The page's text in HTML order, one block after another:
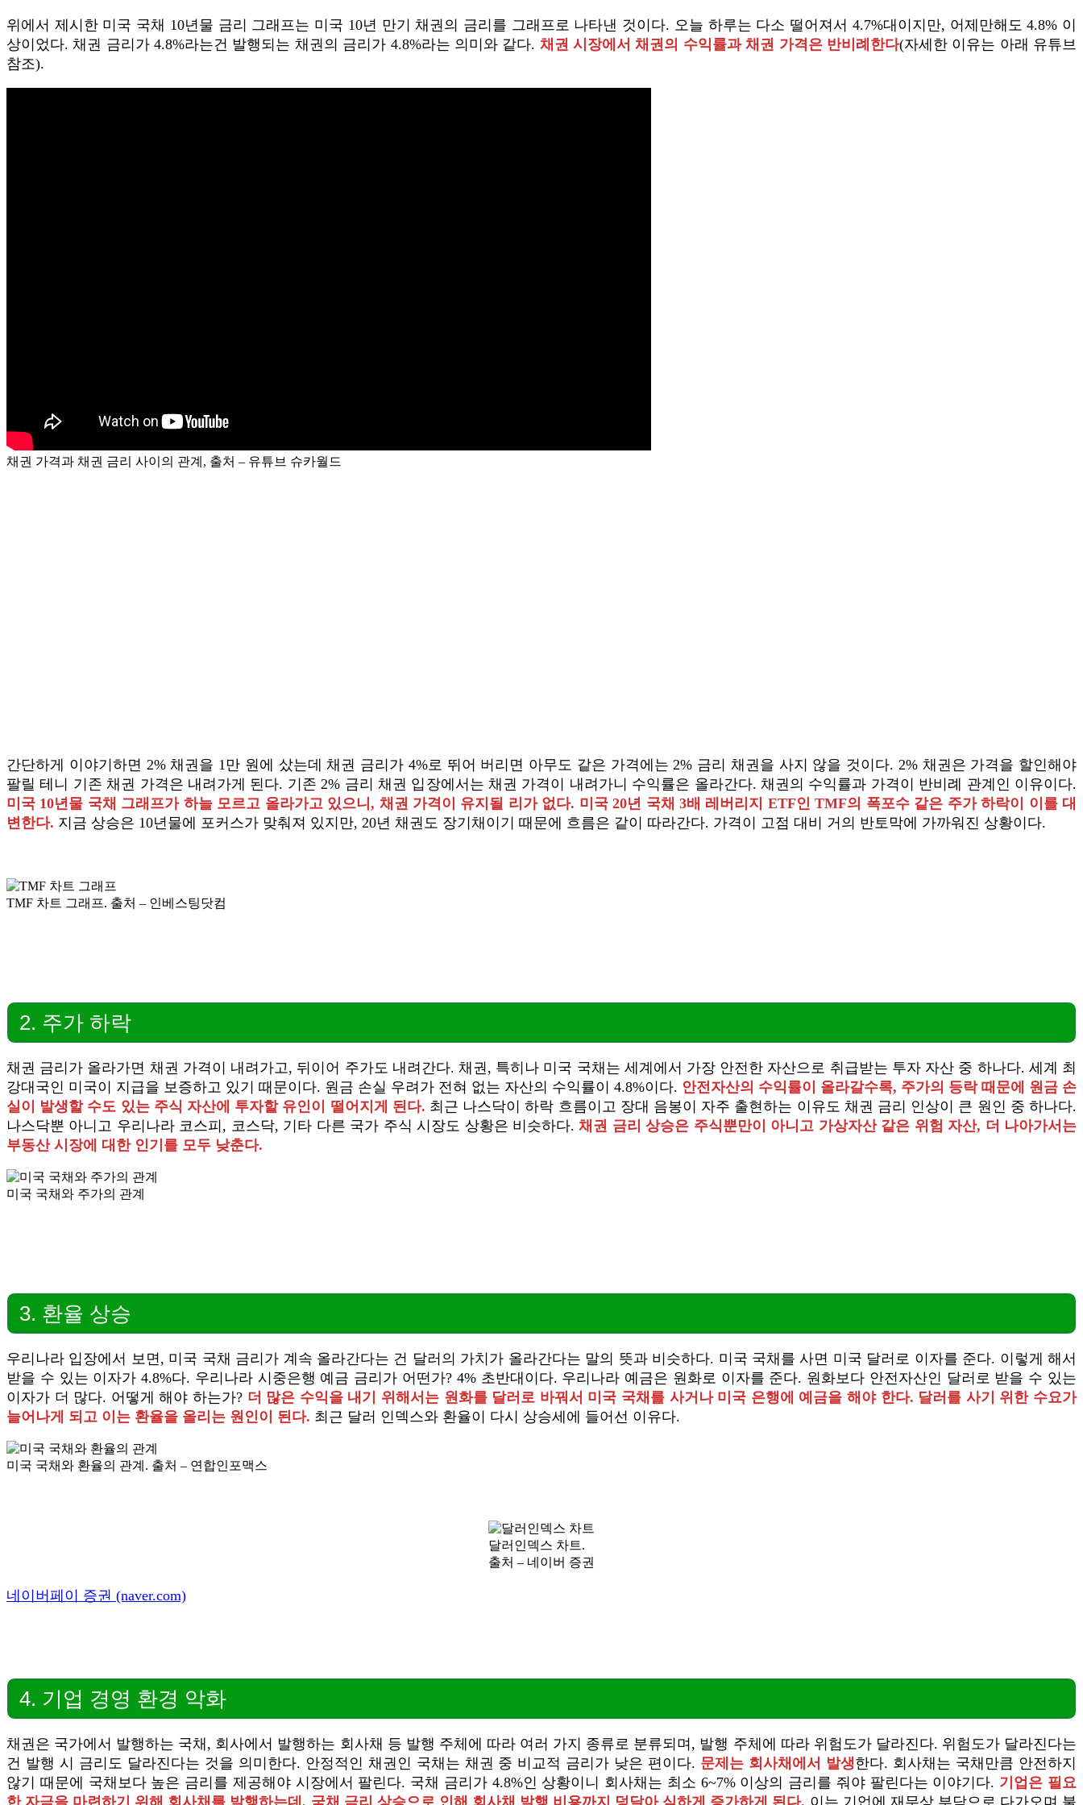
위에서 제시한 미국 국채 10년물 금리 그래프는 미국 10년 만기 채권의 금리를 그래프로 나타낸 것이다. 오늘 하루는 다소 떨어져서 4.7%대이지만, 어제만해도 4.8% 이
상이었다. 채권 금리가 4.8%라는건 발행되는 채권의 금리가 4.8%라는 의미와 같다. 채권 시장에서 채권의 수익률과 채권 가격은 반비례한다(자세한 이유는 아래 유튜브
참조).
채권 가격과 채권 금리 사이의 관계, 출처 – 유튜브 슈카월드
간단하게 이야기하면 2% 채권을 1만 원에 샀는데 채권 금리가 4%로 뛰어 버리면 아무도 같은 가격에는 2% 금리 채권을 사지 않을 것이다. 2% 채권은 가격을 할인해야
팔릴 테니 기존 채권 가격은 내려가게 된다. 기존 2% 금리 채권 입장에서는 채권 가격이 내려가니 수익률은 올라간다. 채권의 수익률과 가격이 반비례 관계인 이유이다.
미국 10년물 국채 그래프가 하늘 모르고 올라가고 있으니, 채권 가격이 유지될 리가 없다. 미국 20년 국채 3배 레버리지 ETF인 TMF의 폭포수 같은 주가 하락이 이를 대
변한다. 지금 상승은 10년물에 포커스가 맞춰져 있지만, 20년 채권도 장기채이기 때문에 흐름은 같이 따라간다. 가격이 고점 대비 거의 반토막에 가까워진 상황이다.
TMF 차트 그래프. 출처 – 인베스팅닷컴
2. 주가 하락
채권 금리가 올라가면 채권 가격이 내려가고, 뒤이어 주가도 내려간다. 채권, 특히나 미국 국채는 세계에서 가장 안전한 자산으로 취급받는 투자 자산 중 하나다. 세계 최
강대국인 미국이 지급을 보증하고 있기 때문이다. 원금 손실 우려가 전혀 없는 자산의 수익률이 4.8%이다. 안전자산의 수익률이 올라갈수록, 주가의 등락 때문에 원금 손
실이 발생할 수도 있는 주식 자산에 투자할 유인이 떨어지게 된다. 최근 나스닥이 하락 흐름이고 장대 음봉이 자주 출현하는 이유도 채권 금리 인상이 큰 원인 중 하나다.
나스닥뿐 아니고 우리나라 코스피, 코스닥, 기타 다른 국가 주식 시장도 상황은 비슷하다.채권 금리 상승은 주식뿐만이 아니고 가상자산 같은 위험 자산, 더 나아가서는
부동산 시장에 대한 인기를 모두 낮춘다.
미국 국채와 주가의 관계
3. 환율 상승
우리나라 입장에서 보면, 미국 국채 금리가 계속 올라간다는 건 달러의 가치가 올라간다는 말의 뜻과 비슷하다. 미국 국채를 사면 미국 달러로 이자를 준다. 이렇게 해서
받을 수 있는 이자가 4.8%다. 우리나라 시중은행 예금 금리가 어떤가? 4% 초반대이다. 우리나라 예금은 원화로 이자를 준다. 원화보다 안전자산인 달러로 받을 수 있는
이자가 더 많다. 어떻게 해야 하는가? 더 많은 수익을 내기 위해서는 원화를 달러로 바꿔서 미국 국채를 사거나 미국 은행에 예금을 해야 한다. 달러를 사기 위한 수요가
늘어나게 되고 이는 환율을 올리는 원인이 된다. 최근 달러 인덱스와 환율이 다시 상승세에 들어선 이유다.
미국 국채와 환율의 관계. 출처 – 연합인포맥스
달러인덱스 차트.
출처 – 네이버 증권
네이버페이 증권 (naver.com)
4. 기업 경영 환경 악화
채권은 국가에서 발행하는 국채, 회사에서 발행하는 회사채 등 발행 주체에 따라 여러 가지 종류로 분류되며, 발행 주체에 따라 위험도가 달라진다. 위험도가 달라진다는
건 발행 시 금리도 달라진다는 것을 의미한다. 안정적인 채권인 국채는 채권 중 비교적 금리가 낮은 편이다. 문제는 회사채에서 발생한다. 회사채는 국채만큼 안전하지
않기 때문에 국채보다 높은 금리를 제공해야 시장에서 팔린다. 국채 금리가 4.8%인 상황이니 회사채는 최소 6~7% 이상의 금리를 줘야 팔린다는 이야기다. 기업은 필요
한 자금을 마련하기 위해 회사채를 발행하는데, 국채 금리 상승으로 인해 회사채 발행 비용까지 덩달아 심하게 증가하게 된다. 이는 기업에 재무상 부담으로 다가오며 불